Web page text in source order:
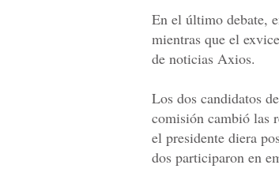
En el último debate,
mientras que el
de noticias Axios.
Los dos candidatos
comisión cambió las
el presidente diera
dos participaron en